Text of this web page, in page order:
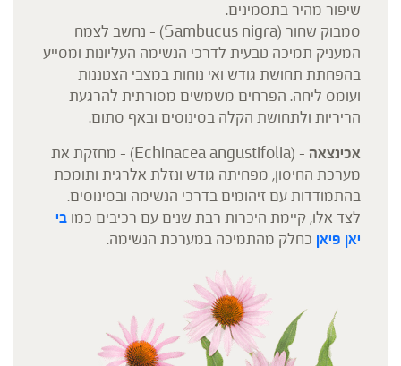
שיפור מהיר בתסמינים.
סמבוק שחור (Sambucus nigra) – נחשב לצמח
המעניק תמיכה טבעית לדרכי הנשימה העליונות ומסייע
בהפחתת תחושת גודש ואי נוחות במצבי הצטננות
ועומס ליחה. הפרחים משמשים מסורתית להרגעת
הריריות ולתחושת הקלה בסינוסים ובאף סתום.
אכינצאה
– (Echinacea angustifolia) – מחזקת את
מערכת החיסון, מפחיתה גודש ונזלת אלרגית ותומכת
בהתמודדות עם זיהומים בדרכי הנשימה ובסינוסים.
לצד אלו, קיימת היכרות רבת שנים עם רכיבים כמו בי
יאן פיאן כחלק מהתמיכה במערכת הנשימה.